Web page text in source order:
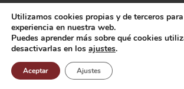
Accesibilidad
Mapa del sitio
Contacto
Buzón
Utilizamos cookies propias y de terceros
experiencia en nuestra web.
Puedes aprender más sobre qué cookies
desactivarlas en los ajustes.
Aceptar Ajustes